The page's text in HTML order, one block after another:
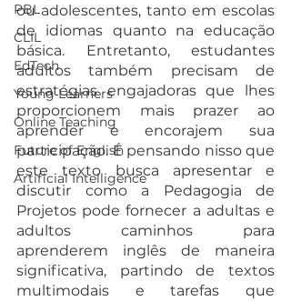
PBL
CLIL
EdTech
Young Learners
Online Teaching
Future of English
Artificial Intelligence
ou adolescentes, tanto em escolas
de idiomas quanto na educação
básica. Entretanto, estudantes
adultos também precisam de
estratégias engajadoras que lhes
proporcionem mais prazer ao
aprender e encorajem sua
participação. É pensando nisso que
este texto busca apresentar e
discutir como a Pedagogia de
Projetos pode fornecer a adultas e
adultos caminhos para
aprenderem inglês de maneira
significativa, partindo de textos
multimodais e tarefas que